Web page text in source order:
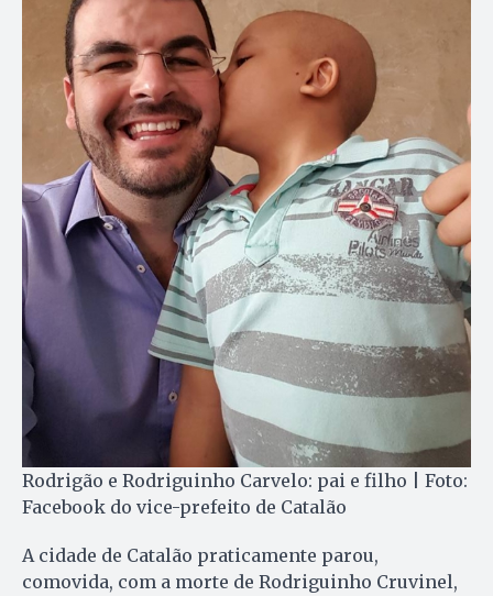
Rodrigão e Rodriguinho Carvelo: pai e filho | Foto:
Facebook do vice-prefeito de Catalão
A cidade de Catalão praticamente parou,
comovida, com a morte de Rodriguinho Cruvinel,